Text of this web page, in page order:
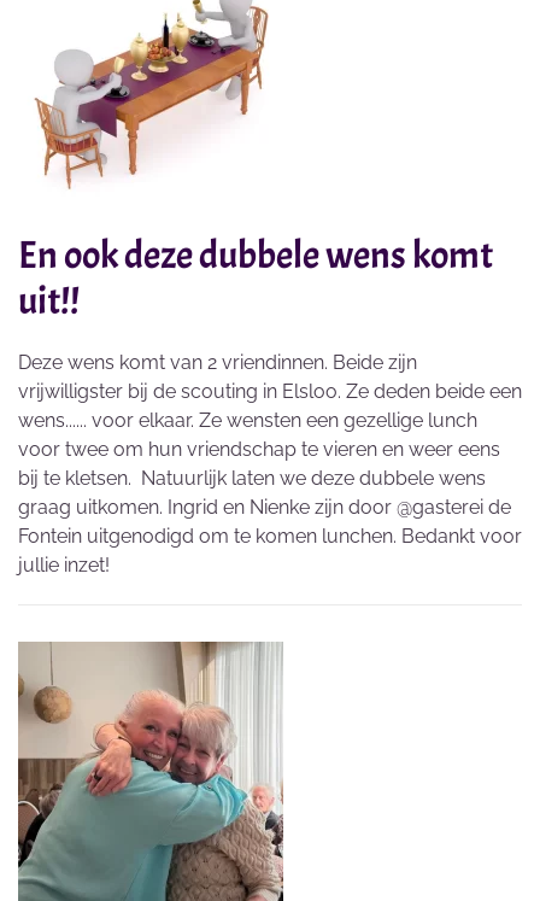
En ook deze dubbele wens komt
uit!!
Deze wens komt van 2 vriendinnen. Beide zijn
vrijwilligster bij de scouting in Elsloo. Ze deden beide een
wens...... voor elkaar. Ze wensten een gezellige lunch
voor twee om hun vriendschap te vieren en weer eens
bij te kletsen. Natuurlijk laten we deze dubbele wens
graag uitkomen. Ingrid en Nienke zijn door @gasterei de
Fontein uitgenodigd om te komen lunchen. Bedankt voor
jullie inzet!